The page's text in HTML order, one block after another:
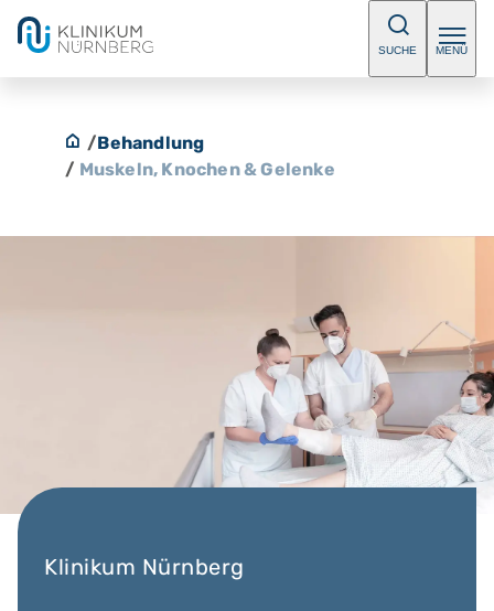
SUCHE MENÜ
/Behandlung
/ Muskeln, Knochen & Gelenke
Klinikum Nürnberg